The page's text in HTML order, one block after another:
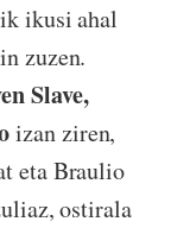
ikusi ahal
zuzen.
Slave,
izan ziren,
eta Braulio
ostirala